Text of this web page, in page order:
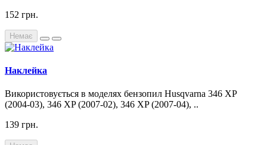
152 грн.
Немає
Наклейка
Використовується в моделях бензопил Husqvarna 346 XP
(2004-03), 346 XP (2007-02), 346 XP (2007-04), ..
139 грн.